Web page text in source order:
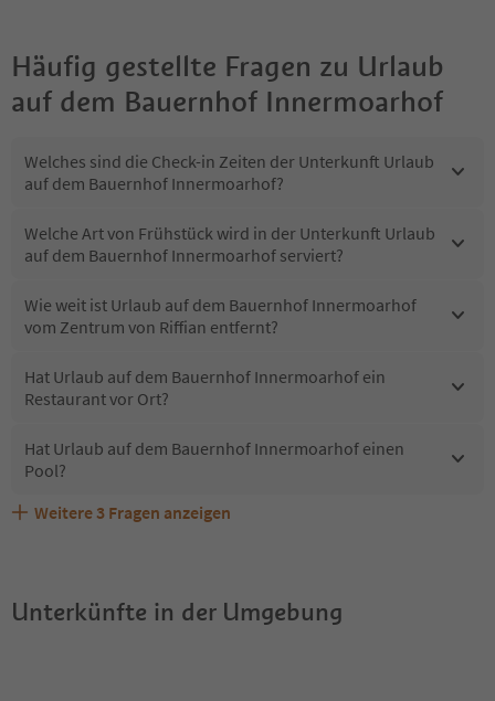
Häufig gestellte Fragen zu Urlaub
auf dem Bauernhof Innermoarhof
Welches sind die Check-in Zeiten der Unterkunft Urlaub
auf dem Bauernhof Innermoarhof?
Welche Art von Frühstück wird in der Unterkunft Urlaub
auf dem Bauernhof Innermoarhof serviert?
Wie weit ist Urlaub auf dem Bauernhof Innermoarhof
vom Zentrum von Riffian entfernt?
Hat Urlaub auf dem Bauernhof Innermoarhof ein
Restaurant vor Ort?
Hat Urlaub auf dem Bauernhof Innermoarhof einen
Pool?
Sind Haustiere in der Unterkunft Urlaub auf dem
Welche Services bietet Urlaub auf dem Bauernhof
Erhalten die Gäste von Urlaub auf dem Bauernhof
Weitere 3 Fragen anzeigen
Unterkünfte in der Umgebung